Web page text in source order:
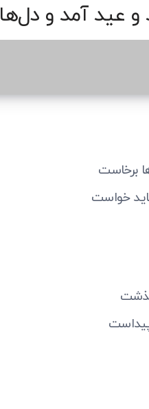
شد و عید آمد و دل‌ها
برخاست
خواست